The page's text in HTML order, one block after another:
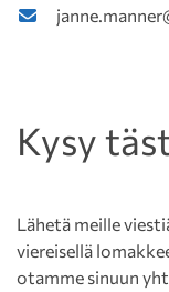
Kysy
Lähetä meille
viereisellä
otamme sinuun